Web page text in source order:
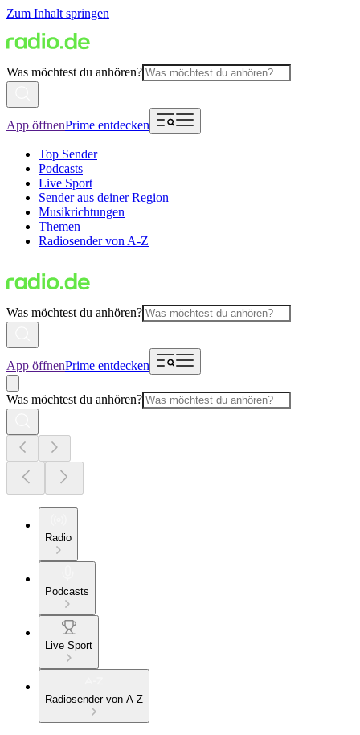
Zum Inhalt springen
Was möchtest du anhören?
App öffnenPrime entdecken
Top Sender
Podcasts
Live Sport
Sender aus deiner Region
Musikrichtungen
Themen
Radiosender von A-Z
Was möchtest du anhören?
App öffnenPrime entdecken
Was möchtest du anhören?
Radio
Podcasts
Live Sport
Radiosender von A-Z